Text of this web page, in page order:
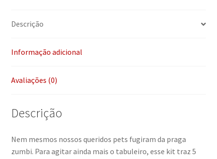
Descrição
Informação adicional
Avaliações (0)
Descrição
Nem mesmos nossos queridos pets fugiram da praga
zumbi. Para agitar ainda mais o tabuleiro, esse kit traz 5